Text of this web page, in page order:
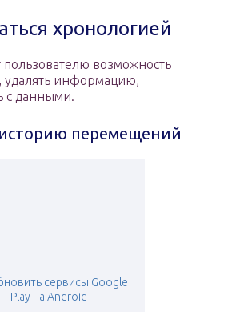
хронологией
пользователю возможность
удалять информацию,
с данными.
перемещений
сервисы Google
Play на Android